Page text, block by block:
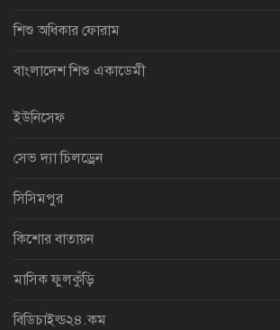
শিশু অধিকার ফোরাম
বাংলাদেশ শিশু একাডেমী
ইউনিসেফ
সেভ দ্যা চিলড্রেন
সিসিমপুর
কিশোর বাতায়ন
মাসিক ফুলকুঁড়ি
বিডিচাইল্ড২৪.কম